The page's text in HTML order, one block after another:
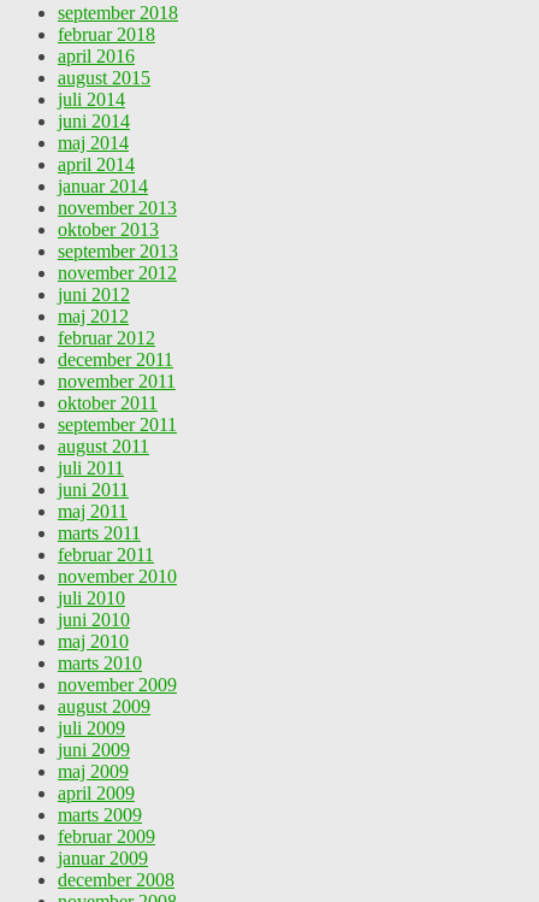
september 2018
februar 2018
april 2016
august 2015
juli 2014
juni 2014
maj 2014
april 2014
januar 2014
november 2013
oktober 2013
september 2013
november 2012
juni 2012
maj 2012
februar 2012
december 2011
november 2011
oktober 2011
september 2011
august 2011
juli 2011
juni 2011
maj 2011
marts 2011
februar 2011
november 2010
juli 2010
juni 2010
maj 2010
marts 2010
november 2009
august 2009
juli 2009
juni 2009
maj 2009
april 2009
marts 2009
februar 2009
januar 2009
december 2008